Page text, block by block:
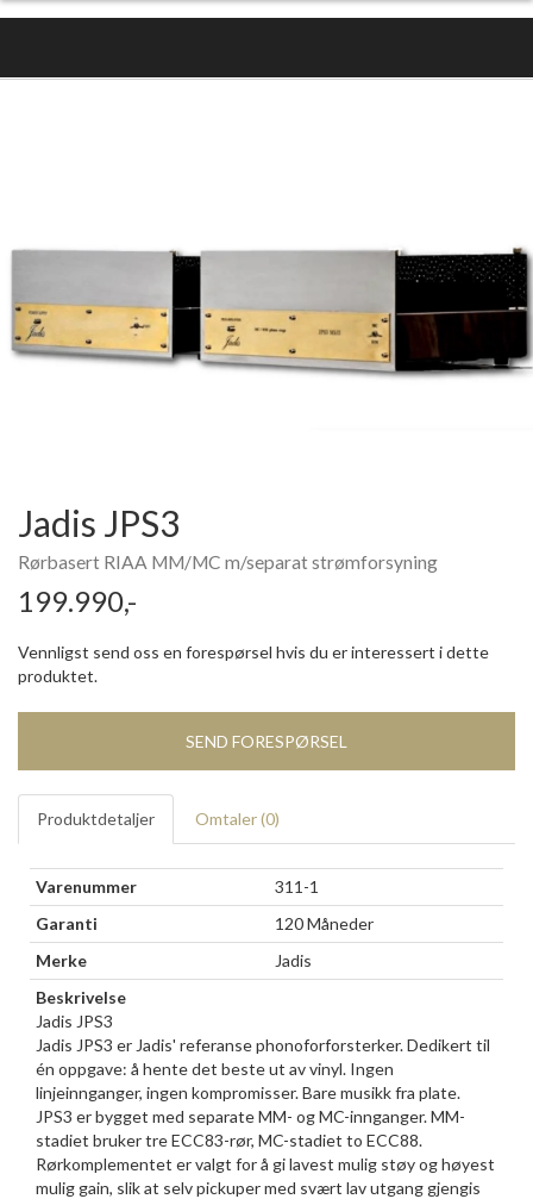
Jadis JPS3
Rørbasert RIAA MM/MC m/separat strømforsyning
199.990,-
Vennligst send oss en forespørsel hvis du er interessert i dette
produktet.
SEND FORESPØRSEL
Produktdetaljer Omtaler (0)
Varenummer
311-1
Garanti
120 Måneder
Merke
Jadis
Beskrivelse
Jadis JPS3
Jadis JPS3 er Jadis' referanse phonoforforsterker. Dedikert til
én oppgave: å hente det beste ut av vinyl. Ingen
linjeinnganger, ingen kompromisser. Bare musikk fra plate.
JPS3 er bygget med separate MM- og MC-innganger. MM-
stadiet bruker tre ECC83-rør, MC-stadiet to ECC88.
Rørkomplementet er valgt for å gi lavest mulig støy og høyest
mulig gain, slik at selv pickuper med svært lav utgang gjengis